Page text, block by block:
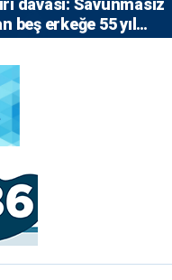
davası: Savunmasız
beş erkeğe 55 yıl